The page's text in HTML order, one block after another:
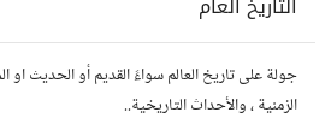
جولة على تاريخ العالم سواءً القديم أو الحديث او
الزمنية ، والأحداث التاريخية..